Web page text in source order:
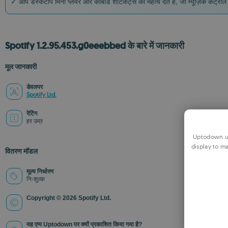
Spotify 1.2.95.453.g0eeebbed के बारे में जानकारी
मूल जानकारी
डेवलपर
Spotify Ltd.
रेटिंग
हर उम्र
वितरण मॉडल
मूल्य निर्धारण
निःशुल्क
Copyright © 2026 Spotify Ltd.
यह एप्प Uptodown पर क्यों प्रकाशित किया गया है?
Uptodown
display to